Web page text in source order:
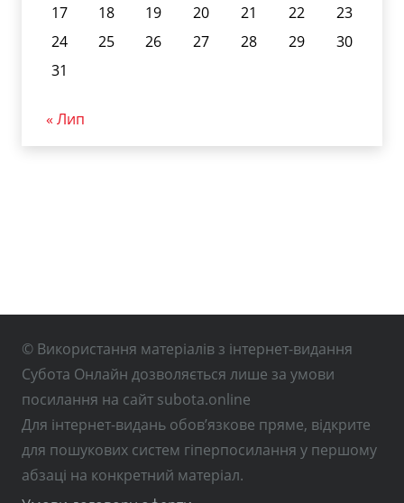
17
18 19 20 21 22
23
24
25 26 27 28 29
30
31
« Лип
© Використання матеріалів з інтернет-видання
Субота Онлайн дозволяється лише за умови
посилання на сайт subota.online
Для інтернет-видань обов’язкове пряме, відкрите
для пошукових систем гіперпосилання у першому
абзаці на конкретний матеріал.